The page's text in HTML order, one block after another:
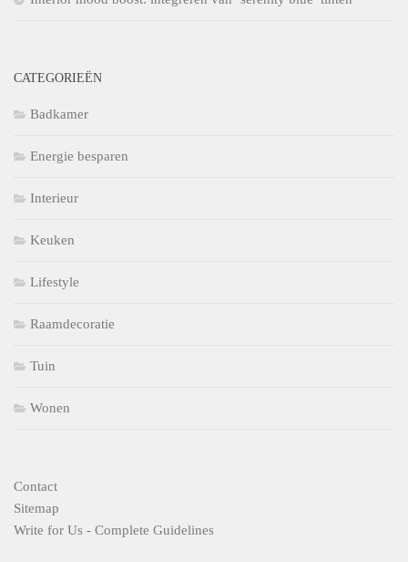
CATEGORIEËN
Badkamer
Energie besparen
Interieur
Keuken
Lifestyle
Raamdecoratie
Tuin
Wonen
Contact
Sitemap
Write for Us - Complete Guidelines